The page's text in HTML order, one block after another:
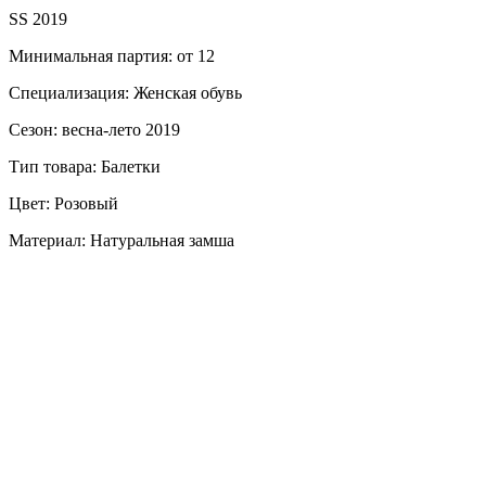
SS 2019
Минимальная партия: от 12
Специализация: Женская обувь
Сезон: весна-лето 2019
Тип товара: Балетки
Цвет: Розовый
Материал: Натуральная замша